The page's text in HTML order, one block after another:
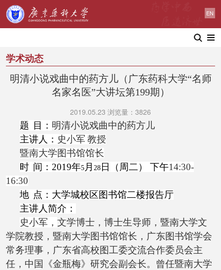
EN
学术动态
明清小说戏曲中的药方儿（广东药科大学“名师
名家名医”大讲坛第199期）
2019.05.23 浏览量：3826
题 目： 明清小说戏曲中的药方儿
主讲人： 史小军 教授
暨南大学图书馆馆长
时 间： 2019年5 月 28 日（周二） 下午14:30-
16:30
地 点：大学城校区图书馆二楼报告厅
主讲人简介：
史小军，文学博士，博士生导师，暨南大学文
学院教授，暨南大学图书馆馆长，广东图书馆学会
常务理事，广东省高校图工委交流合作委员会主
任，中国《金瓶梅》研究会副会长。曾任暨南大学